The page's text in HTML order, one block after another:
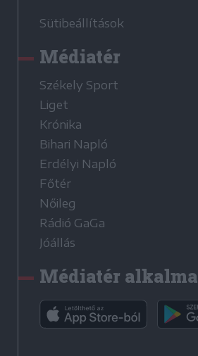
Sütibeállítások
Médiatér
Székely Sport
Liget
Krónika
Bihari Napló
Erdélyi Napló
Főtér
Nőileg
Rádió GaGa
Jóállás
Médiatér